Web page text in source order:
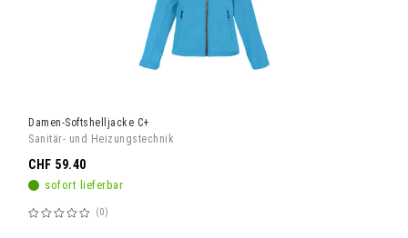
Damen-Softshelljacke C+
Sanitär- und Heizungstechnik
sofort lieferbar
Bewertung:
0
CHF 59.40